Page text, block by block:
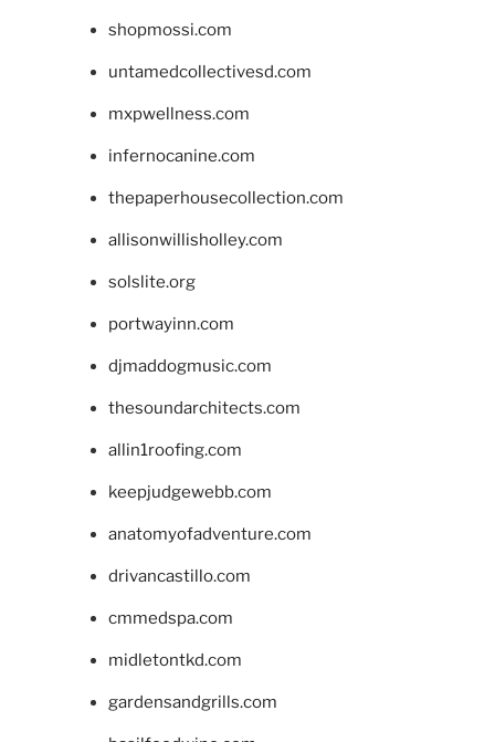
shopmossi.com
untamedcollectivesd.com
mxpwellness.com
infernocanine.com
thepaperhousecollection.com
allisonwillisholley.com
solslite.org
portwayinn.com
djmaddogmusic.com
thesoundarchitects.com
allin1roofing.com
keepjudgewebb.com
anatomyofadventure.com
drivancastillo.com
cmmedspa.com
midletontkd.com
gardensandgrills.com